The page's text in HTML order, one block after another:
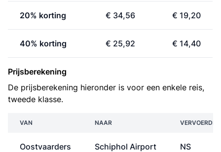
20% korting € 34,56 € 19,20
40% korting € 25,92 € 14,40
Prijsberekening
De prijsberekening hieronder is voor een enkele reis,
tweede klasse.
VAN NAAR VERVOERDER
Oostvaarders Schiphol Airport NS